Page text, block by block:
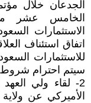
الجدعان خلال
الخامس عشر
الاستثمارات
اتفاق استئناف
للاستثمارات
سيتم احترام شروط
2- لقاء ولي
الأميركي عن ولاية